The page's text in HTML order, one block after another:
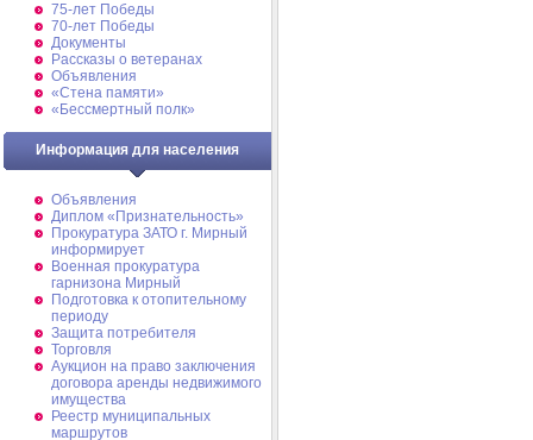
75-лет Победы
70-лет Победы
Документы
Рассказы о ветеранах
Объявления
«Стена памяти»
«Бессмертный полк»
Информация для населения
Объявления
Диплом «Признательность»
Прокуратура ЗАТО г. Мирный
информирует
Военная прокуратура
гарнизона Мирный
Подготовка к отопительному
периоду
Защита потребителя
Торговля
Аукцион на право заключения
договора аренды недвижимого
имущества
Реестр муниципальных
маршрутов